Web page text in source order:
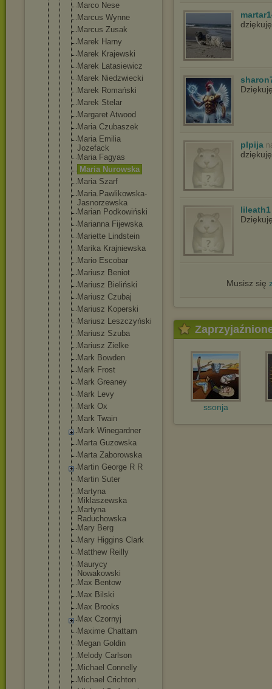
Marco Nese
Marcus Wynne
Marcus Zusak
Marek Harny
Marek Krajewski
Marek Latasiewicz
Marek Niedzwiecki
Marek Romański
Marek Stelar
Margaret Atwood
Maria Czubaszek
Maria Emilia
Jozefack
Maria Fagyas
Maria Nurowska
Maria Szarf
Maria.Pawli kowska-
Jasnorzewska
Marian Podkowiński
Marianna Fijewska
Mariette Lindstein
Marika Krajniewska
Mario Escobar
Mariusz Beniot
Mariusz Bieliński
Mariusz Czubaj
Mariusz Koperski
Mariusz Leszczyński
Mariusz Szuba
Mariusz Zielke
Mark Bowden
Mark Frost
Mark Greaney
Mark Levy
Mark Ox
Mark Twain
Mark Winegardner
Marta Guzowska
Marta Zaborowska
Martin George R R
Martin Suter
Martyna
Miklaszewska
Martyna
Raduchowska
Mary Berg
Mary Higgins Clark
Matthew Reilly
Maurycy
Nowakowski
Max Bentow
Max Bilski
Max Brooks
Max Czornyj
Maxime Chattam
Megan Goldin
Melody Carlson
Michael Connelly
Michael Crichton
plpija
dziękuję
lileath1
Musisz się
ssonja